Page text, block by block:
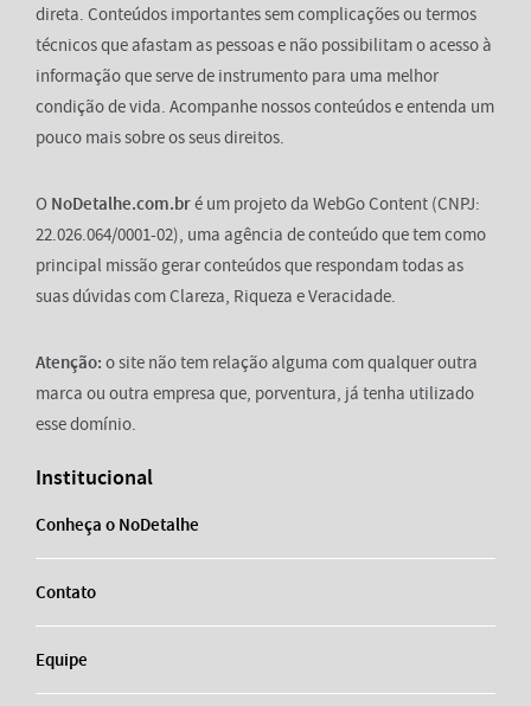
direta. Conteúdos importantes sem complicações ou termos
técnicos que afastam as pessoas e não possibilitam o acesso à
informação que serve de instrumento para uma melhor
condição de vida. Acompanhe nossos conteúdos e entenda um
pouco mais sobre os seus direitos.
O NoDetalhe.com.bré um projeto da WebGo Content (CNPJ:
22.026.064/0001-02), uma agência de conteúdo que tem como
principal missão gerar conteúdos que respondam todas as
suas dúvidas com Clareza, Riqueza e Veracidade.
Atenção: o site não tem relação alguma com qualquer outra
marca ou outra empresa que, porventura, já tenha utilizado
esse domínio.
Institucional
Conheça o NoDetalhe
Contato
Equipe